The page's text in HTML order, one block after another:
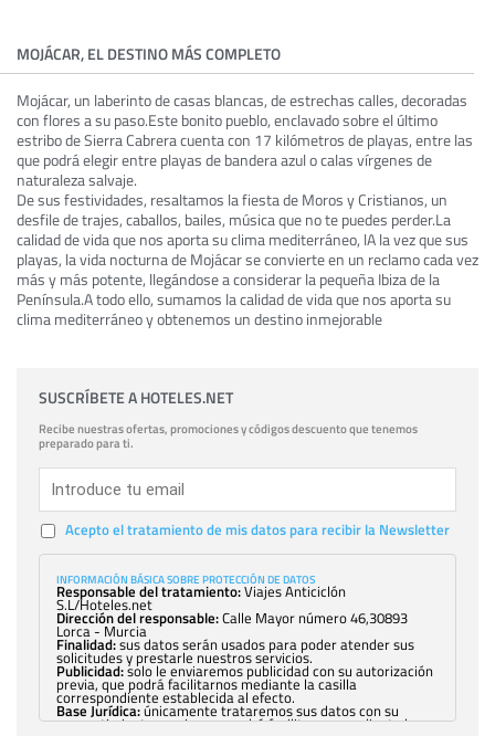
MOJÁCAR, EL DESTINO MÁS COMPLETO
Mojácar, un laberinto de casas blancas, de estrechas calles, decoradas
con flores a su paso.Este bonito pueblo, enclavado sobre el último
estribo de Sierra Cabrera cuenta con 17 kilómetros de playas, entre las
que podrá elegir entre playas de bandera azul o calas vírgenes de
naturaleza salvaje.
De sus festividades, resaltamos la fiesta de Moros y Cristianos, un
desfile de trajes, caballos, bailes, música que no te puedes perder.La
calidad de vida que nos aporta su clima mediterráneo, lA la vez que sus
playas, la vida nocturna de Mojácar se convierte en un reclamo cada vez
más y más potente, llegándose a considerar la pequeña Ibiza de la
Península.A todo ello, sumamos la calidad de vida que nos aporta su
clima mediterráneo y obtenemos un destino inmejorable
SUSCRÍBETE A HOTELES.NET
Recibe nuestras ofertas, promociones y códigos descuento que tenemos
preparado para ti.
Acepto el tratamiento de mis datos para recibir la Newsletter
INFORMACIÓN BÁSICA SOBRE PROTECCIÓN DE DATOS
Responsable del tratamiento:Viajes Anticiclón
S.L/Hoteles.net
Dirección del responsable:Calle Mayor número 46,30893
Lorca - Murcia
Finalidad:sus datos serán usados para poder atender sus
solicitudes y prestarle nuestros servicios.
Publicidad:solo le enviaremos publicidad con su autorización
previa, que podrá facilitarnos mediante la casilla
correspondiente establecida al efecto.
Base Jurídica:únicamente trataremos sus datos con su
consentimiento previo, que podrá facilitarnos mediante la